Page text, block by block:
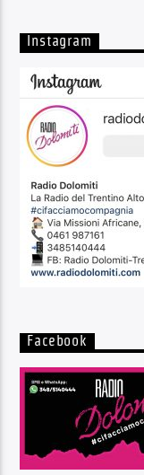
Instagram
Facebook